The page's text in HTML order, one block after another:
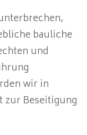
bauliche
und
wir in
zur Beseitigung